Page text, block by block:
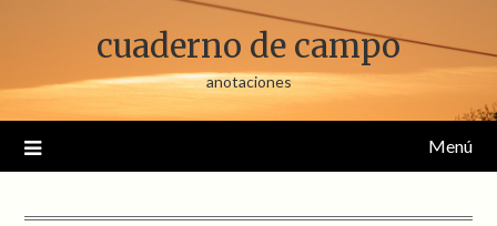
cuaderno de campo
anotaciones
Menú